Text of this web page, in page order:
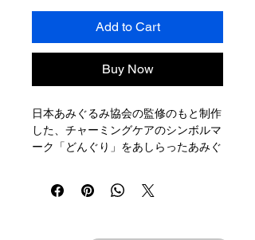
Add to Cart
Buy Now
日本あみぐるみ協会の監修のもと制作
した、チャーミングケアのシンボルマ
ーク「どんぐり」をあしらったあみぐ
◆ 1体を外で活動できる方が持ち、も